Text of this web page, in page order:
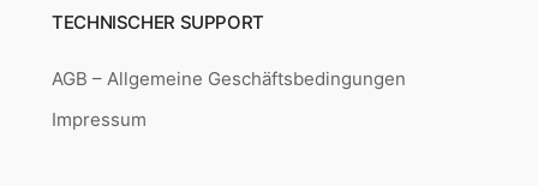
TECHNISCHER SUPPORT
AGB – Allgemeine Geschäftsbedingungen
Impressum